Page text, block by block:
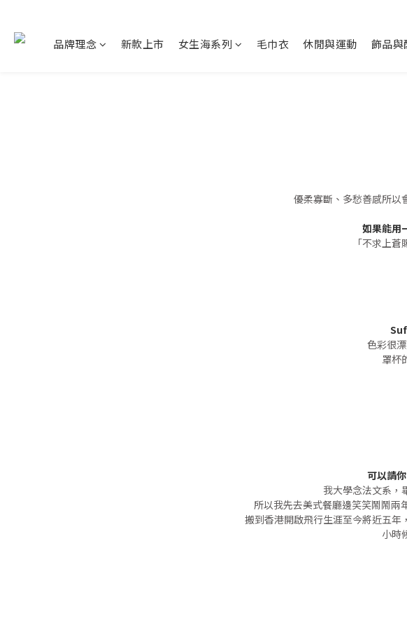
品牌理念 新款上市 女生海系列 毛巾衣 休閒與運動 飾品與
優柔寡斷、多愁善感所以
如果能用
「不求上
色彩很
罩杯
可以請
我大學念法文系，
所以我先去美式餐廳邊笑笑鬧鬧兩
搬到香港開啟飛行生涯至今將近五年
小時